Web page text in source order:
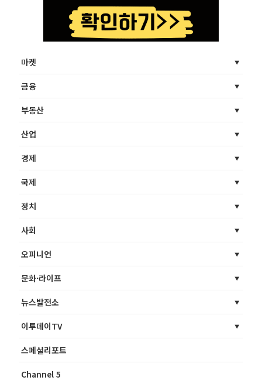
마켓
금융
부동산
산업
경제
국제
정치
사회
오피니언
문화·라이프
뉴스발전소
이투데이TV
스페셜리포트
Channel 5